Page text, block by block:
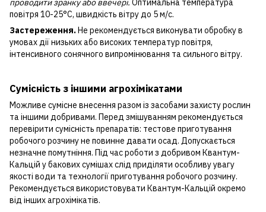
проводити зранку або ввечері. Оптимальна температура
повітря 10-25°С, швидкість вітру до 5 м/с.
Застереження.Не рекомендується виконувати обробку в
умовах дії низьких або високих температур повітря,
інтенсивного сонячного випромінювання та сильного вітру.
Сумісність з іншими агрохімікатами
Можливе сумісне внесення разом із засобами захисту рослин
та іншими добривами. Перед змішуванням рекомендується
перевірити сумісність препаратів: тестове приготування
робочого розчину не повинне давати осад. Допускається
незначне помутніння. Під час роботи з добривом Квантум-
Кальцій у бакових сумішах слід приділяти особливу увагу
якості води та технології приготування робочого розчину.
Рекомендується використовувати Квантум-Кальцій окремо
від інших агрохімікатів.